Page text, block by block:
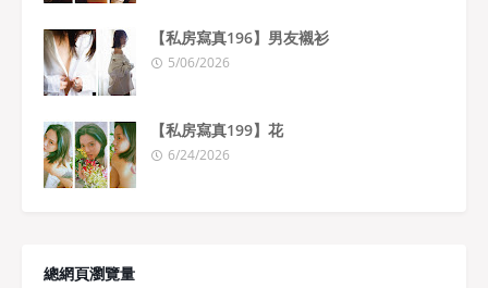
【私房寫真196】男友襯衫
5/06/2026
【私房寫真199】花
6/24/2026
總網頁瀏覽量